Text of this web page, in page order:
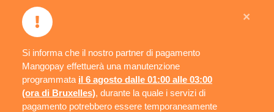
Si informa che il nostro partner di pagamento
Mangopay effettuerà una manutenzione
programmata il 6 agosto dalle 01:00 alle 03:00
(ora di Bruxelles), durante la quale i servizi di
pagamento potrebbero essere temporaneamente
×